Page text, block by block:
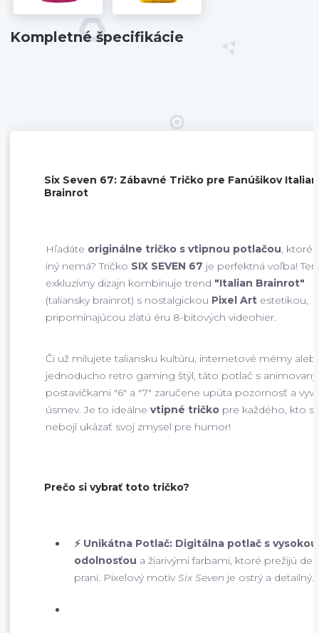
Kompletné špecifikácie
Six Seven 67: Zábavné Tričko pre Fanúšikov Italian
Brainrot
Hľadáte originálne tričko s vtipnou potlačou, ktoré
iný nemá? Tričko SIX SEVEN 67 je perfektná voľba!
exkluzívny dizajn kombinuje trend "Italian Brainrot"
(taliansky brainrot) s nostalgickou Pixel Art estetikou,
pripomínajúcou zlatú éru 8-bitových videohier.
Či už milujete taliansku kultúru, internetové mémy
jednoducho retro gaming štýl, táto potlač s
postavičkami "6" a "7" zaručene upúta pozornosť a
úsmev. Je to ideálne vtipné tričko pre každého, kto sa
nebojí ukázať svoj zmysel pre humor!
Prečo si vybrať toto tričko?
⚡ Unikátna Potlač: Digitálna potlač s vysokou
odolnosťou a žiarivými farbami, ktoré prežijú
praní. Pixelový motív Six Seven je ostrý a detailný.